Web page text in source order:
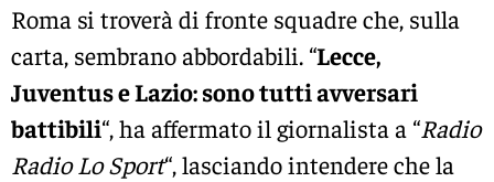
Roma si troverà di fronte squadre che, sulla
carta, sembrano abbordabili. “Lecce,
Juventus e Lazio: sono tutti avversari
battibili“, ha affermato il giornalista a “Radio
Radio Lo Sport“, lasciando intendere che la